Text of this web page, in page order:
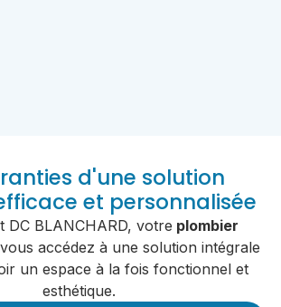
d'une solution
et personnalisée
DC BLANCHARD, votre plombier
accédez à une solution intégrale
un espace à la fois fonctionnel et
esthétique.